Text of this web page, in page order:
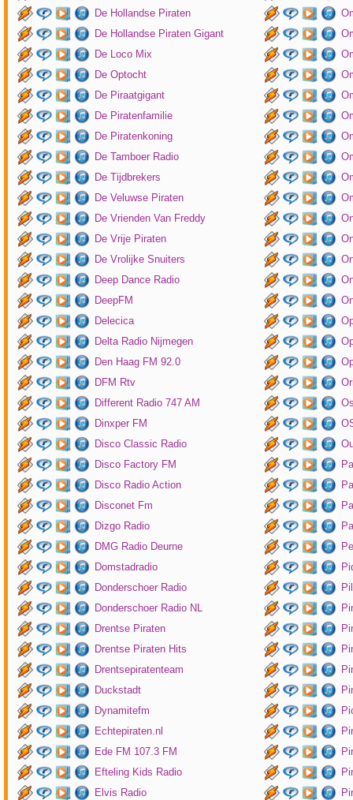
De Hollandse Piraten
De Hollandse Piraten Gigant
De Loco Mix
De Optocht
De Piraatgigant
De Piratenfamilie
De Piratenkoning
De Tamboer Radio
De Tijdbrekers
De Veluwse Piraten
De Vrienden Van Freddy
De Vrije Piraten
De Vrolijke Snuiters
Deep Dance Radio
DeepFM
Delecica
Delta Radio Nijmegen
Den Haag FM 92.0
DFM Rtv
Different Radio 747 AM
Dinxper FM
Disco Classic Radio
Disco Factory FM
Disco Radio Action
Disconet Fm
Dizgo Radio
DMG Radio Deurne
Domstadradio
Donderschoer Radio
Donderschoer Radio NL
Drentse Piraten
Drentse Piraten Hits
Drentsepiratenteam
Duckstadt
Dynamitefm
Echtepiraten.nl
Ede FM 107.3 FM
Efteling Kids Radio
Elvis Radio